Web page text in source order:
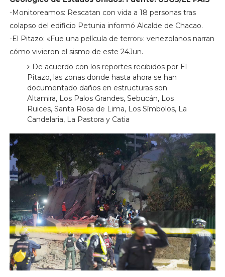
-Monitoreamos: Rescatan con vida a 18 personas tras
colapso del edificio Petunia informó Alcalde de Chacao.
-El Pitazo: «Fue una película de terror»: venezolanos narran
cómo vivieron el sismo de este 24Jun.
De acuerdo con los reportes recibidos por El
Pitazo, las zonas donde hasta ahora se han
documentado daños en estructuras son
Altamira, Los Palos Grandes, Sebucán, Los
Ruices, Santa Rosa de Lima, Los Símbolos, La
Candelaria, La Pastora y Catia